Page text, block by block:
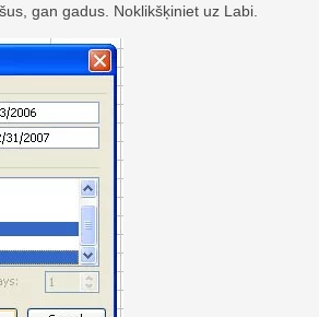
gan gadus. Noklikšķiniet uz Labi.